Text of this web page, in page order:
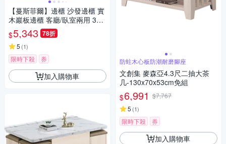
【蔓斯菲爾】邊櫃 沙發邊櫃 實
木巖板邊櫃 客廳/臥室兩用 36
0°滑輪移動 小空間收納必備 櫃
子
$5,343 78折
5 (1)
限時下殺 券
加入購物車
防蛀木心板防潮耐磨腳座
文創集 麥森亞4.3尺二抽大茶
几-130x70x53cm免組
$6,991 $7,767
5 (1)
限時下殺 券
加入購物車